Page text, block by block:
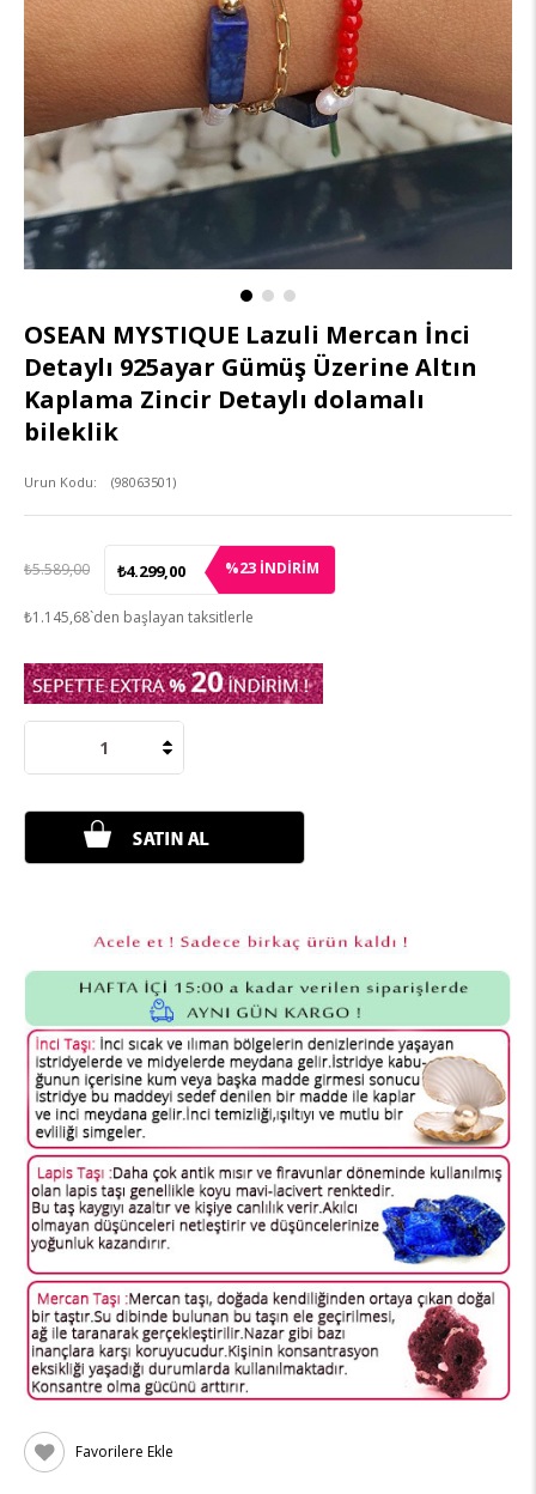
OSEAN MYSTIQUE Lazuli Mercan İnci
Detaylı 925ayar Gümüş Üzerine Altın
Kaplama Zincir Detaylı dolamalı
bileklik
(98063501)
₺5.589,00 ₺4.299,00 %23İNDIRIM
₺1.145,68`den başlayan taksitlerle
Favorilere Ekle